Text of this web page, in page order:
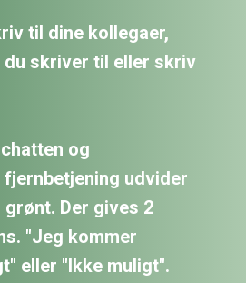
til dine kollegaer,
skriver til eller skriv
og
udvider
Der gives 2
"Jeg kommer
eller "Ikke muligt".